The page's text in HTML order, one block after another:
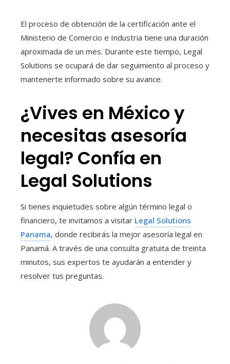
El proceso de obtención de la certificación ante el
Ministerio de Comercio e Industria tiene una duración
aproximada de un mes. Durante este tiempo, Legal
Solutions se ocupará de dar seguimiento al proceso y
mantenerte informado sobre su avance.
¿Vives en México y
necesitas asesoría
legal? Confía en
Legal Solutions
Si tienes inquietudes sobre algún término legal o
financiero, te invitamos a visitar Legal Solutions
Panama, donde recibirás la mejor asesoría legal en
Panamá. A través de una consulta gratuita de treinta
minutos, sus expertos te ayudarán a entender y
resolver tus preguntas.